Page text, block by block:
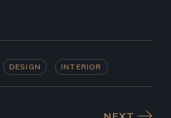
DESIGN INTERIOR